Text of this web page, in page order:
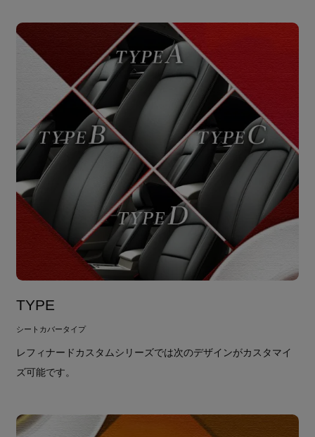
TYPE
シートカバータイプ
レフィナードカスタムシリーズでは次のデザインがカスタマイ
ズ可能です。